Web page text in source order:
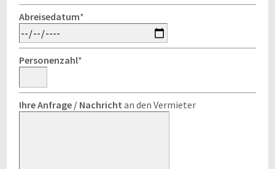
Abreisedatum*
Personenzahl*
Ihre Anfrage / Nachricht an den Vermieter